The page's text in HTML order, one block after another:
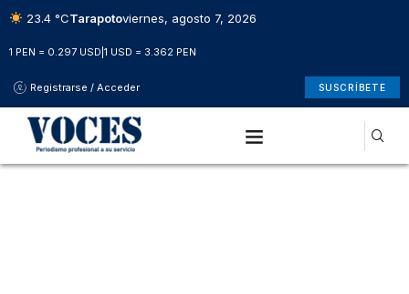
23.4 °CTarapotoviernes, agosto 7, 2026
1 PEN = 0.297 USD 1 USD = 3.362 PEN
Registrarse / Acceder SUSCRÍBETE